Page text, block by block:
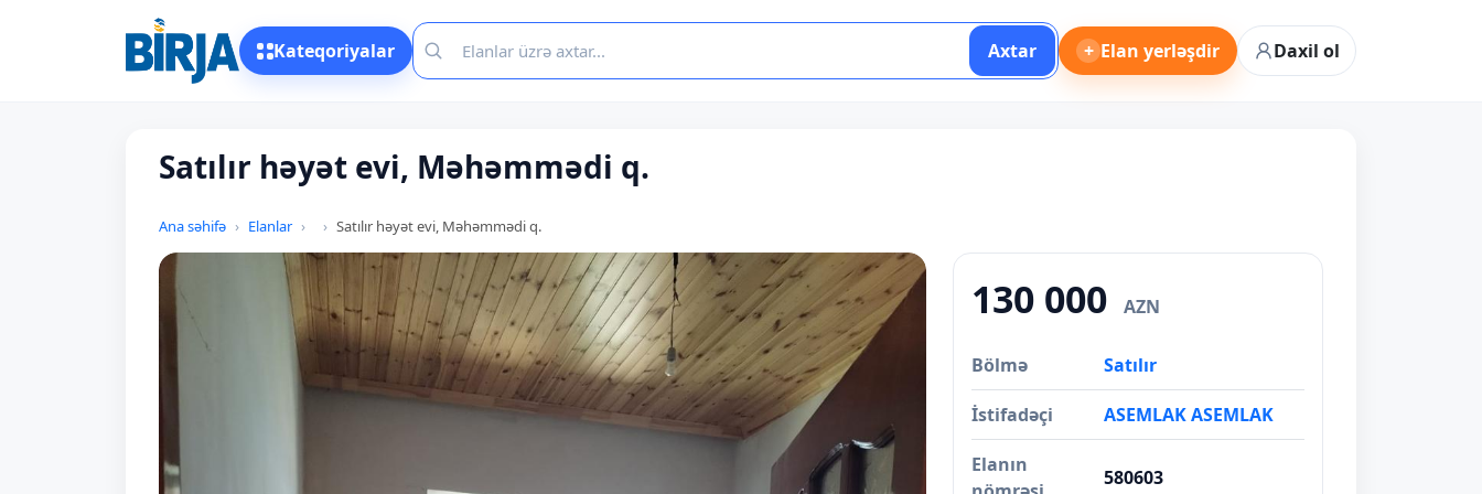
Kateqoriyalar Axtar + Elan yerləşdir Daxil ol
Satılır həyət evi, Məhəmmədi q.
Ana səhifə Elanlar Satılır həyət evi, Məhəmmədi q.
130 000 AZN
Bölmə Satılır
İstifadəçi ASEMLAK ASEMLAK
Elanın
580603